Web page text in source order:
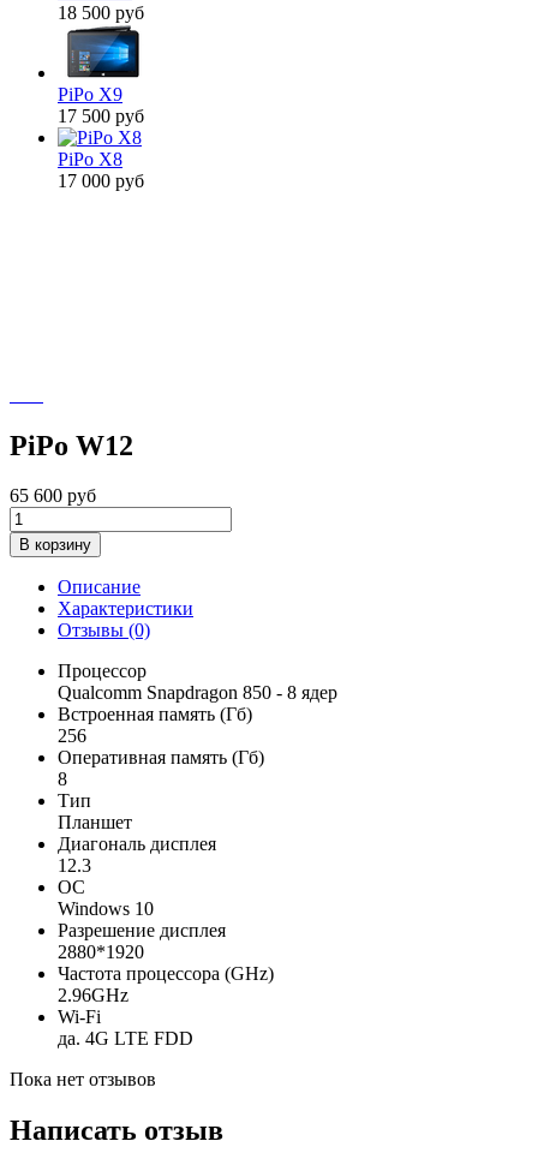
18 500 руб
PiPo X9
17 500 руб
PiPo X8
17 000 руб
PiPo W12
65 600 руб
В корзину
Описание
Характеристики
Отзывы (0)
Процессор
Qualcomm Snapdragon 850 - 8 ядер
Встроенная память (Гб)
256
Оперативная память (Гб)
8
Тип
Планшет
Диагональ дисплея
12.3
ОС
Windows 10
Разрешение дисплея
2880*1920
Частота процессора (GHz)
2.96GHz
Wi-Fi
да. 4G LTE FDD
Пока нет отзывов
Написать отзыв